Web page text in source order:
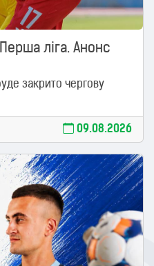
Перша ліга. Анонс
закрито чергову
09.08.2026